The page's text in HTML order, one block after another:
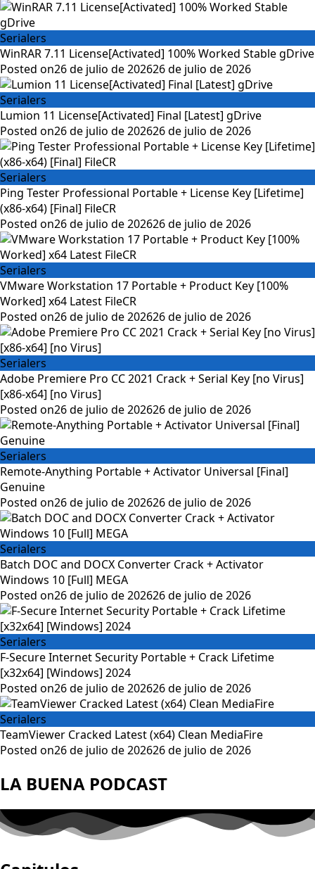
Serialers
WinRAR 7.11 License[Activated] 100% Worked Stable gDrive
Posted on26 de julio de 202626 de julio de 2026
Serialers
Lumion 11 License[Activated] Final [Latest] gDrive
Posted on26 de julio de 202626 de julio de 2026
Serialers
Ping Tester Professional Portable + License Key [Lifetime]
(x86-x64) [Final] FileCR
Posted on26 de julio de 202626 de julio de 2026
Serialers
VMware Workstation 17 Portable + Product Key [100%
Worked] x64 Latest FileCR
Posted on26 de julio de 202626 de julio de 2026
Serialers
Adobe Premiere Pro CC 2021 Crack + Serial Key [no Virus]
[x86-x64] [no Virus]
Posted on26 de julio de 202626 de julio de 2026
Serialers
Remote-Anything Portable + Activator Universal [Final]
Genuine
Posted on26 de julio de 202626 de julio de 2026
Serialers
Batch DOC and DOCX Converter Crack + Activator
Windows 10 [Full] MEGA
Posted on26 de julio de 202626 de julio de 2026
Serialers
F-Secure Internet Security Portable + Crack Lifetime
[x32x64] [Windows] 2024
Posted on26 de julio de 202626 de julio de 2026
Serialers
TeamViewer Cracked Latest (x64) Clean MediaFire
Posted on26 de julio de 202626 de julio de 2026
LA BUENA PODCAST